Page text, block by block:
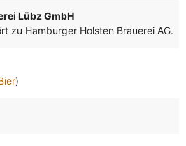
Lübz GmbH
zu Hamburger Holsten Brauerei AG.
)